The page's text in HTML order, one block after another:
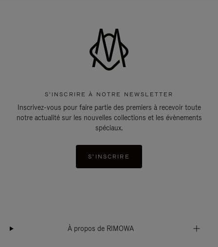
S'INSCRIRE À NOTRE NEWSLETTER
Inscrivez-vous pour faire partie des premiers à recevoir toute
notre actualité sur les nouvelles collections et les évènements
spéciaux.
S'INSCRIRE
À propos de RIMOWA